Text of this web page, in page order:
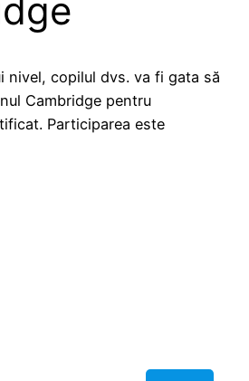
nivel, copilul dvs. va fi gata să
Cambridge pentru
Participarea este